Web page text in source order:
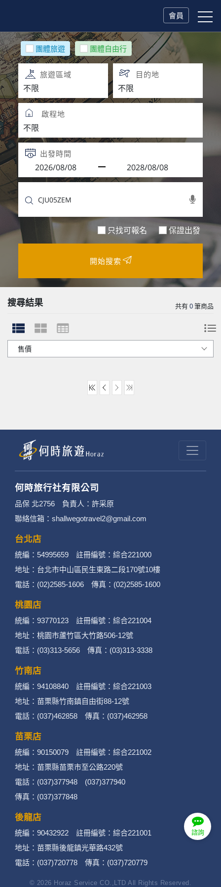
會員
團體旅遊 團體自由行
旅遊區域 目的地
啟程地
出發時間
只找可報名 保證出發
開始搜索
搜尋結果 共有0筆商品
諮詢
何時旅行社有限公司
品保 北2756 負責人：許采原
聯絡信箱：shallwegotravel2@gmail.com
台北店
統編：54995659 註冊編號：綜合221000
地址：台北市中山區民生東路二段170號10樓
電話：(02)2585-1606 傳真：(02)2585-1600
桃園店
統編：93770123 註冊編號：綜合221004
地址：桃園市蘆竹區大竹路506-12號
電話：(03)313-5656 傳真：(03)313-3338
竹南店
統編：94108840 註冊編號：綜合221003
地址：苗栗縣竹南鎮自由街88-12號
電話：(037)462858 傳真：(037)462958
苗栗店
統編：90150079 註冊編號：綜合221002
地址：苗栗縣苗栗市至公路220號
電話：(037)377948 (037)377940
傳真：(037)377848
後龍店
統編：90432922 註冊編號：綜合221001
地址：苗栗縣後龍鎮光華路432號
電話：(037)720778 傳真：(037)720779
© 2026 Horaz Service CO.,LTD All Rights Reserved.